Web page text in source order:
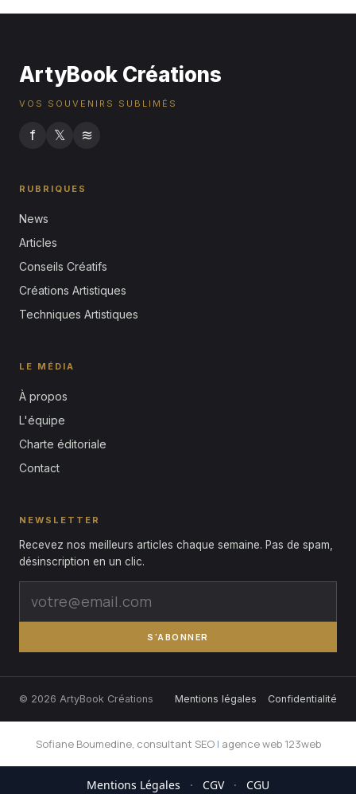
ArtyBook Créations
VOS SOUVENIRS SUBLIMÉS
f 𝕏 ≋
RUBRIQUES
News
Articles
Conseils Créatifs
Créations Artistiques
Techniques Artistiques
LE MÉDIA
À propos
L'équipe
Charte éditoriale
Contact
NEWSLETTER
Recevez nos meilleurs articles chaque semaine. Pas de spam,
désinscription en un clic.
S'ABONNER
© 2026 ArtyBook Créations Mentions légales Confidentialité
Sofiane Boumedine, consultant SEO| agence web 123web
Mentions Légales · CGV · CGU